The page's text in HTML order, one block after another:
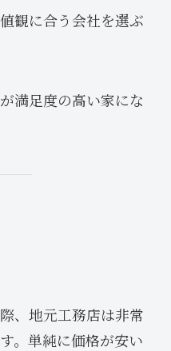
観に合う会社を選ぶ
満足度の高い家にな
、地元工務店は非常
。単純に価格が安い